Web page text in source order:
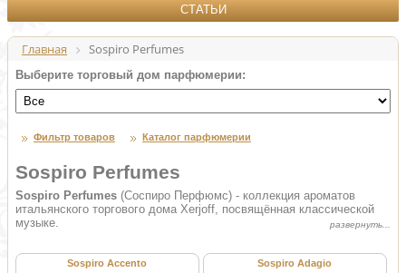
СТАТЬИ
Главная Sospiro Perfumes
Выберите торговый дом парфюмерии:
Фильтр товаров Каталог парфюмерии
Sospiro Perfumes
Sospiro Perfumes (Соспиро Перфюмс) - коллекция ароматов
итальянского торгового дома Xerjoff, посвящённая классической
музыке.
Sospiro Accento Sospiro Adagio